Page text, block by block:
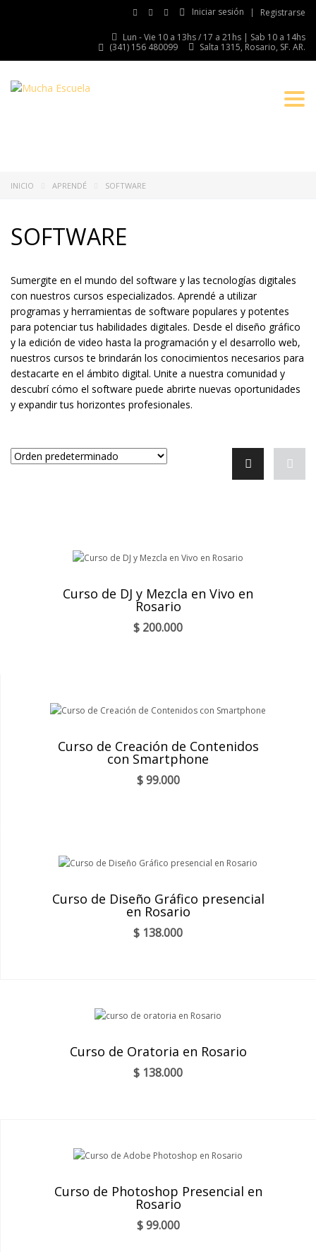
Iniciar sesión Registrarse
Lun - Vie 10 a 13hs / 17 a 21hs | Sab 10 a 14hs
Salta 1315, Rosario, SF. AR.
(341) 156 480099
INICIO APRENDÉ SOFTWARE
SOFTWARE
Sumergite en el mundo del software y las tecnologías digitales
con nuestros cursos especializados. Aprendé a utilizar
programas y herramientas de software populares y potentes
para potenciar tus habilidades digitales. Desde el diseño gráfico
y la edición de video hasta la programación y el desarrollo web,
nuestros cursos te brindarán los conocimientos necesarios para
destacarte en el ámbito digital. Unite a nuestra comunidad y
descubrí cómo el software puede abrirte nuevas oportunidades
y expandir tus horizontes profesionales.
Curso de DJ y Mezcla en Vivo en
Rosario
$ 200.000
Curso de Creación de Contenidos
con Smartphone
$99.000
Curso de Diseño Gráfico presencial
en Rosario
$ 138.000
Curso de Oratoria en Rosario
$ 138.000
Curso de Photoshop Presencial en
Rosario
$99.000